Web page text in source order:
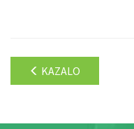
KAZALO